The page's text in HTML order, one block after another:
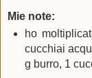
Mie note:
ho
cucchiai
g burro, 1